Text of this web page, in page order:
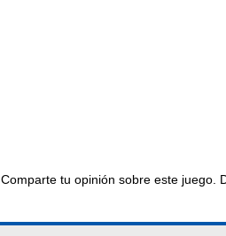
Comparte tu opinión sobre este juego.